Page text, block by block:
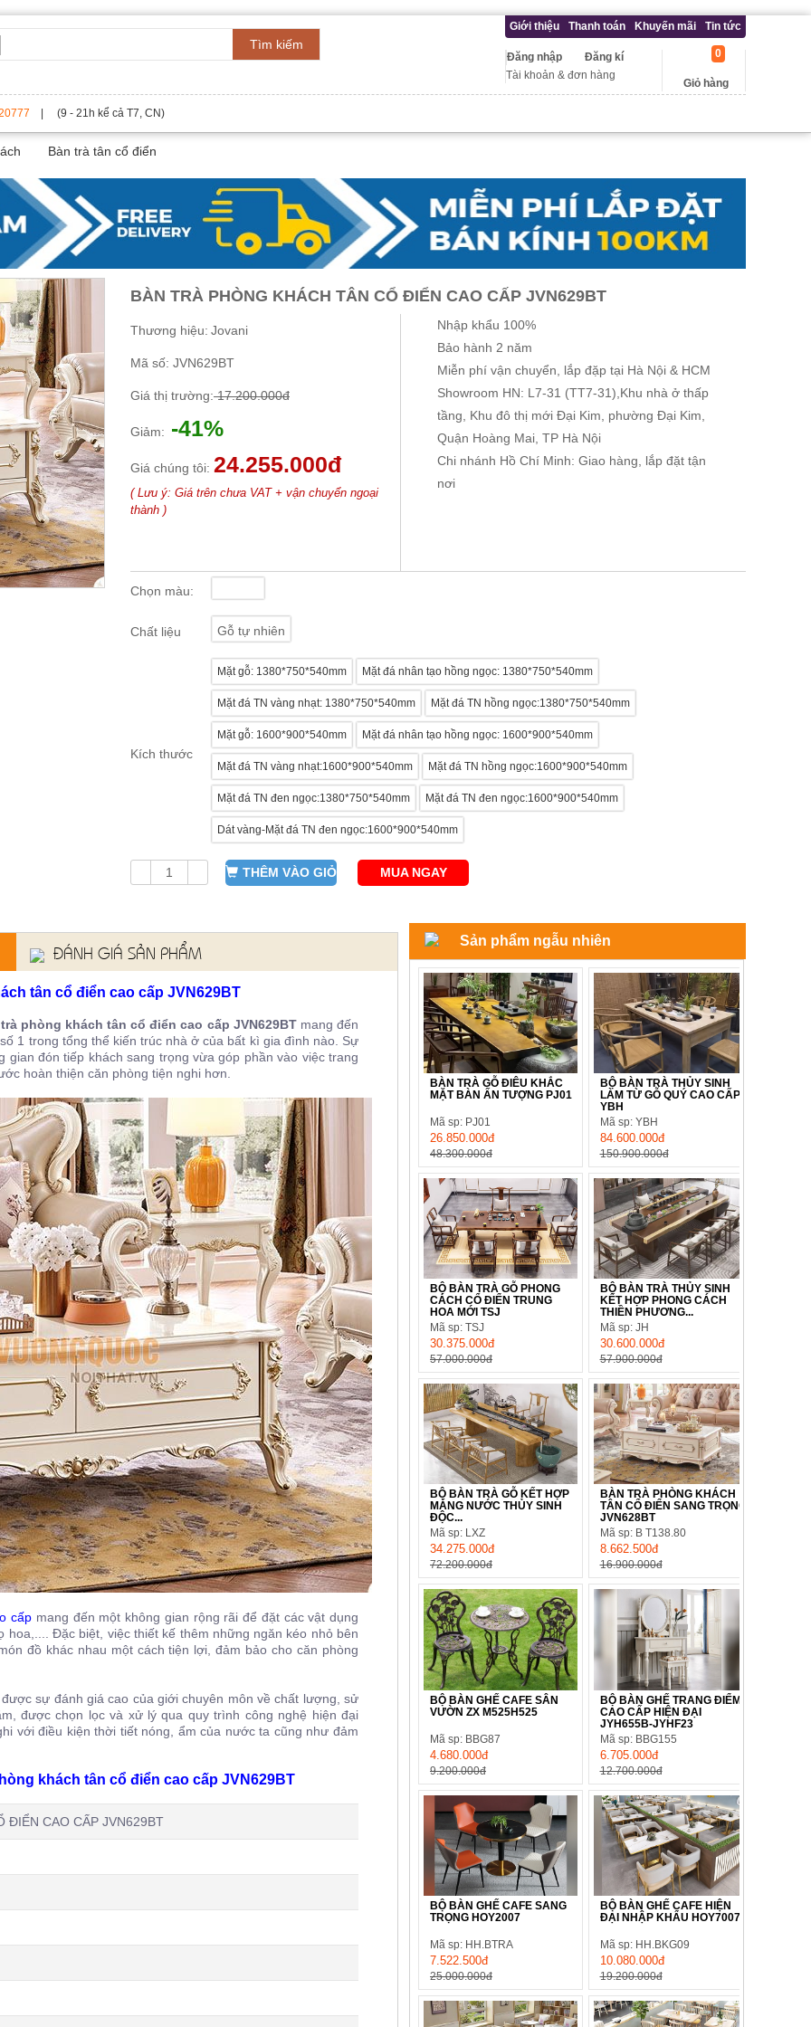
Tìm kiếm
Giới thiệu Thanh toán Khuyến mãi Tin tức
Đăng kí
Đăng nhập
Tài khoản & đơn hàng
Giỏ hàng
0
| (9 - 21h kể cả T7, CN)
Bàn trà tân cổ điển
BÀN TRÀ PHÒNG KHÁCH TÂN CỔ ĐIỂN CAO CẤP JVN629BT
Thương hiệu: Jovani
Mã số: JVN629BT
Giá thị trường:17.200.000đ
Giảm: -41%
Giá chúng tôi: 24.255.000đ
( Lưu ý: Giá trên chưa VAT + vận chuyển ngoại
thành )
Nhập khẩu 100%
Bảo hành 2 năm
Miễn phí vận chuyển, lắp đặp tại Hà Nội & HCM
Showroom HN: L7-31 (TT7-31),Khu nhà ở thấp
tầng, Khu đô thị mới Đại Kim, phường Đại Kim,
Quận Hoàng Mai, TP Hà Nội
Chi nhánh Hồ Chí Minh: Giao hàng, lắp đặt tận
nơi
Chọn màu:
Chất liệu Gỗ tự nhiên
Kích thước
Mặt gỗ: 1380*750*540mm Mặt đá nhân tạo hồng ngọc: 1380*750*540mm
Mặt đá TN vàng nhạt: 1380*750*540mm Mặt đá TN hồng ngọc:1380*750*540mm
Mặt gỗ: 1600*900*540mm Mặt đá nhân tạo hồng ngọc: 1600*900*540mm
Mặt đá TN vàng nhạt:1600*900*540mm Mặt đá TN hồng ngọc:1600*900*540mm
Mặt đá TN đen ngọc:1380*750*540mm Mặt đá TN đen ngọc:1600*900*540mm
Dát vàng-Mặt đá TN đen ngọc:1600*900*540mm
THÊM VÀO GIỎ MUA NGAY
ĐÁNH GIÁ SẢN PHẨM
tân cổ điển cao cấp JVN629BT
phòng khách tân cổ điển cao cấp JVN629BT mang đến
1 trong tổng thể kiến trúc nhà ở của bất kì gia đình nào. Sự
đón tiếp khách sang trọng vừa góp phần vào việc trang
hoàn thiện căn phòng tiện nghi hơn.
cấp mang đến một không gian rộng rãi để đặt các vật dụng
Đặc biệt, việc thiết kế thêm những ngăn kéo nhỏ bên
đồ khác nhau một cách tiện lợi, đảm bảo cho căn phòng
sự đánh giá cao của giới chuyên môn về chất lượng, sử
được chọn lọc và xử lý qua quy trình công nghệ hiện đại
với điều kiện thời tiết nóng, ẩm của nước ta cũng như đảm
khách tân cổ điển cao cấp JVN629BT
CAO CẤP JVN629BT
Sản phẩm ngẫu nhiên
BÀN TRÀ GỖ ĐIÊU KHẮC
MẶT BÀN ẤN TƯỢNG PJ01
Mã sp: PJ01
26.850.000đ
48.300.000đ
BỘ BÀN TRÀ THỦY SINH
LÀM TỪ GỖ QUÝ CAO CẤP
YBH
Mã sp: YBH
84.600.000đ
150.900.000đ
BỘ BÀN TRÀ GỖ PHONG
CÁCH CỔ ĐIỂN TRUNG
HOA MỚI TSJ
Mã sp: TSJ
30.375.000đ
57.000.000đ
BỘ BÀN TRÀ THỦY SINH
KẾT HỢP PHONG CÁCH
THIỀN PHƯƠNG...
Mã sp: JH
30.600.000đ
57.900.000đ
BỘ BÀN TRÀ GỖ KẾT HỢP
MÁNG NƯỚC THỦY SINH
ĐỘC...
Mã sp: LXZ
34.275.000đ
72.200.000đ
BÀN TRÀ PHÒNG KHÁCH
TÂN CỔ ĐIỂN SANG TRỌNG
JVN628BT
Mã sp: B T138.80
8.662.500đ
16.900.000đ
BỘ BÀN GHẾ CAFE SÂN
VƯỜN ZX M525H525
Mã sp: BBG87
4.680.000đ
9.200.000đ
BỘ BÀN GHẾ TRANG ĐIỂM
CAO CẤP HIỆN ĐẠI
JYH655B-JYHF23
Mã sp: BBG155
6.705.000đ
12.700.000đ
BỘ BÀN GHẾ CAFE SANG
TRỌNG HOY2007
Mã sp: HH.BTRA
7.522.500đ
25.000.000đ
BỘ BÀN GHẾ CAFE HIỆN
ĐẠI NHẬP KHẨU HOY7007
Mã sp: HH.BKG09
10.080.000đ
19.200.000đ